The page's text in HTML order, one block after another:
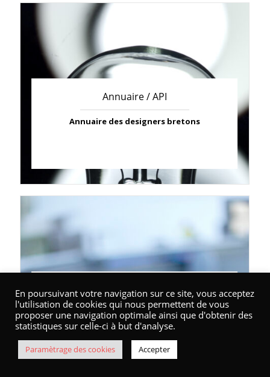
Annuaire / API
Annuaire des designers bretons
Annuaire / API
Marque Bretagne : les partenaires
Accompagnement
En poursuivant votre navigation sur ce site, vous acceptez
l'utilisation de cookies qui nous permettent de vous
proposer une navigation optimale ainsi que d'obtenir des
statistiques sur celle-ci à but d'analyse.
Paramètrage des cookies Accepter